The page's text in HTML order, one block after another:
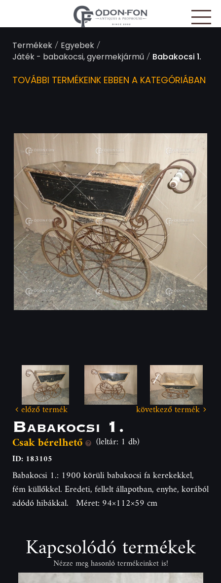
Termékek/ Egyebek/
Játék - babakocsi, gyermekjármű/ Babakocsi 1.
TOVÁBBI TERMÉKEINK EBBEN A KATEGÓRIÁBAN
előző termék következő termék
Babakocsi 1.
Csak bérelhető (leltár: 1 db)
ID: 183105
Babakocsi 1.: 1900 körüli babakocsi fa kerekekkel,
fém küllőkkel. Eredeti, fellelt állapotban, enyhe, korából
adódó hibákkal. Méret: 94×112×59 cm
Kapcsolódó termékek
Nézze meg hasonló termékeinket is!